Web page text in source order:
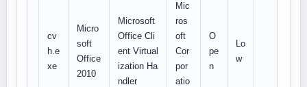
cv
h.e
xe
Micro
soft
Office
2010
Microsoft
Office Cli
ent Virtual
ization Ha
ndler
Mic
ros
oft
Cor
por
atio
O
pe
n
Lo
w